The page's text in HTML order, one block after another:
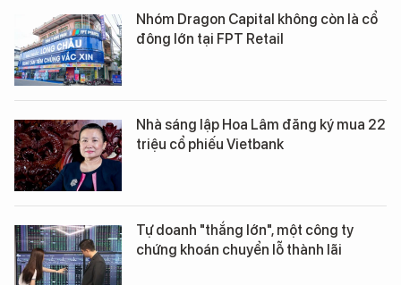
Nhóm Dragon Capital không còn là cổ
đông lớn tại FPT Retail
Nhà sáng lập Hoa Lâm đăng ký mua 22
triệu cổ phiếu Vietbank
Tự doanh "thắng lớn", một công ty
chứng khoán chuyển lỗ thành lãi